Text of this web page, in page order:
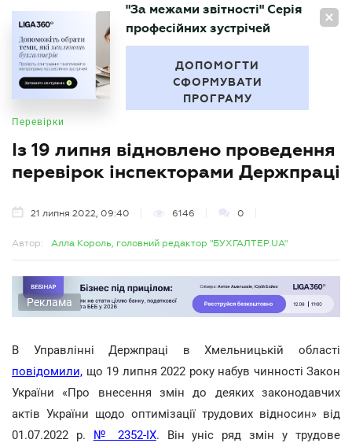
UA
БУХГАЛТЕР
"За межами звітності" Серія
професійних зустрічей
ДОПОМОГТИ
СФОРМУВАТИ
ПРОГРАМУ
Перевірки
Із 19 липня відновлено проведення
перевірок інспекторами Держпраці
21 липня 2022, 09:40 6146 0
Автор: Алла Король, головний редактор "БУХГАЛТЕР.UA"
Реклама
В Управлінні Держпраці в Хмельницькій області
повідомили, що 19 липня 2022 року набув чинності Закон
України «Про внесення змін до деяких законодавчих
актів України щодо оптимізації трудових відносин» від
01.07.2022 р. № 2352-IX. Він уніс ряд змін у трудове